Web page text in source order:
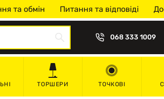
та обмін Питання та відповіді
068 333 1009
ТОРШЕРИ ТОЧКОВІ